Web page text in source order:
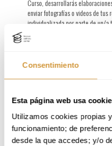
Consentimiento
Esta página web usa
Utilizamos cookies propias
funcionamiento; de
desde la que accedes; y/o
Curso, desarrollarás
enviar fotografías o videos de
individualizada por parte de un/
Espacios de networking y
conectar con otros profesionales
metodología: